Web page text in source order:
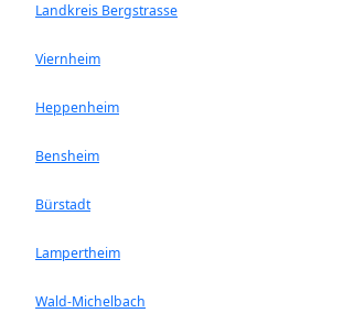
Landkreis Bergstrasse
Viernheim
Heppenheim
Bensheim
Bürstadt
Lampertheim
Wald-Michelbach